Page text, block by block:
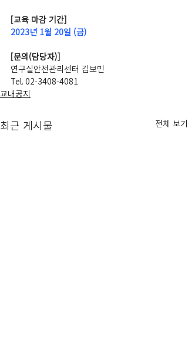
[교육 마감 기간]
2023년 1월 20일 (금)
[문의(담당자)]
연구실안전관리센터 김보민
Tel. 02-3408-4081
교내공지
최근 게시물 전체 보기